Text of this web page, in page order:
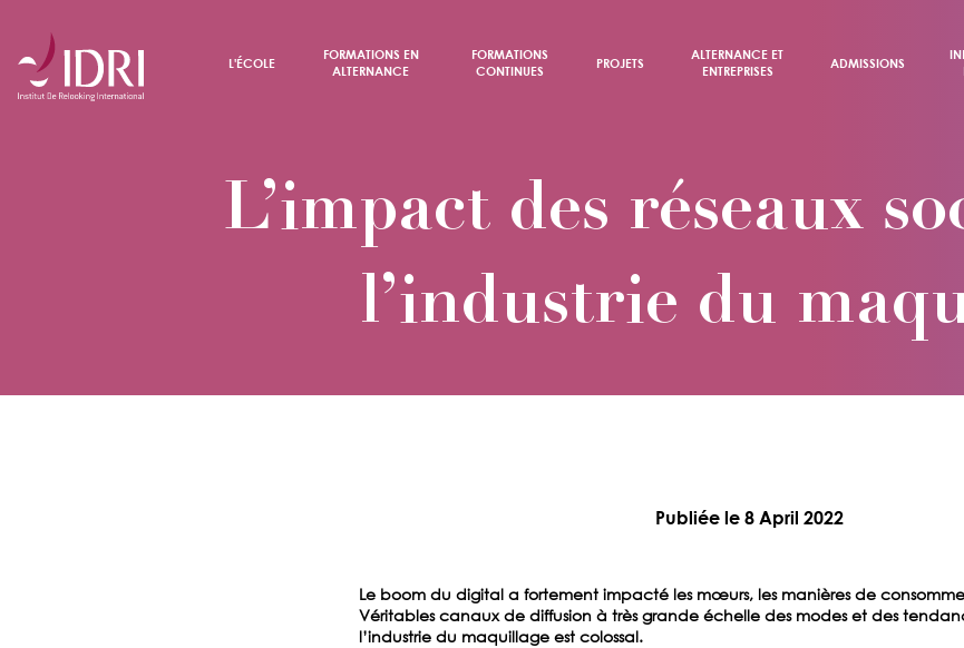
L'ÉCOLE
FORMATIONS EN
ALTERNANCE
FORMATIONS
CONTINUES
PROJETS
ALTERNANCE ET
ENTREPRISES
ADMISSIONS
L’impact des réseaux
l’industrie du
Publiée le 8 April 2022
Le boom du digital a fortement impacté les mœurs, les manières de
Véritables canaux de diffusion à très grande échelle des modes et des
l’industrie du maquillage est colossal.